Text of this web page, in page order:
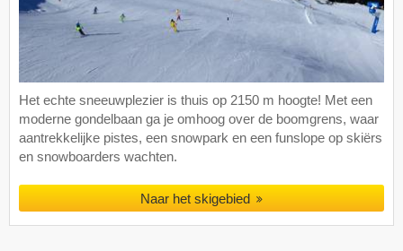
Het echte sneeuwplezier is thuis op 2150 m hoogte! Met een
moderne gondelbaan ga je omhoog over de boomgrens, waar
aantrekkelijke pistes, een snowpark en een funslope op skiërs
en snowboarders wachten.
Naar het skigebied